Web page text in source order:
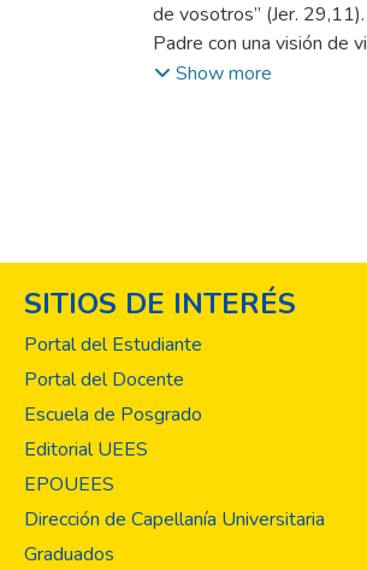
de vosotros” (Jer.
Padre con una visión de
precisa para cada uno de
Show more
SITIOS DE INTERÉS
Portal del Estudiante
Portal del Docente
Escuela de Posgrado
Editorial UEES
EPOUEES
Dirección de Capellanía Universitaria
Graduados